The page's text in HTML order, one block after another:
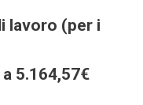
lavoro (per i
5.164,57€